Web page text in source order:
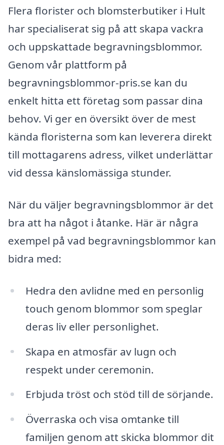
Flera florister och blomsterbutiker i Hult
har specialiserat sig på att skapa vackra
och uppskattade begravningsblommor.
Genom vår plattform på
begravningsblommor-pris.se kan du
enkelt hitta ett företag som passar dina
behov. Vi ger en översikt över de mest
kända floristerna som kan leverera direkt
till mottagarens adress, vilket underlättar
vid dessa känslomässiga stunder.
När du väljer begravningsblommor är det
bra att ha något i åtanke. Här är några
exempel på vad begravningsblommor kan
bidra med:
Hedra den avlidne med en personlig
touch genom blommor som speglar
deras liv eller personlighet.
Skapa en atmosfär av lugn och
respekt under ceremonin.
Erbjuda tröst och stöd till de sörjande.
Överraska och visa omtanke till
familjen genom att skicka blommor dit